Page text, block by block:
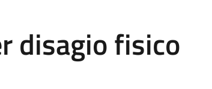
disagio fisico